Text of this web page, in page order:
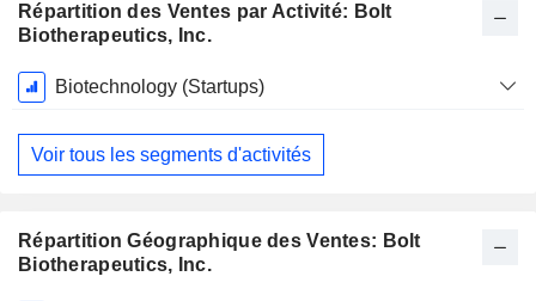
Répartition des Ventes par Activité: Bolt
Biotherapeutics, Inc.
Période
Fiscale:
Décembre
Biotechnology (Startups)
Voir tous les segments d'activités
Répartition Géographique des Ventes: Bolt
Biotherapeutics, Inc.